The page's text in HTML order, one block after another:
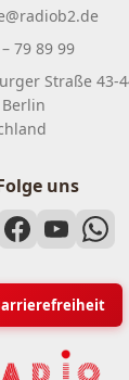
79 89 99
Straße 43-
uns